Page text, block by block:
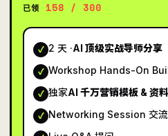
已领 158 / 300
✓ 2 天 ·AI 顶级实战导师分享
✓ Workshop Hands-On
✓ 独家AI 千万营销模板 & 资
✓ Networking Session 交